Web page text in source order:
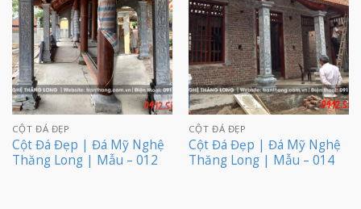
CỘT ĐÁ ĐẸP
Cột Đá Đẹp | Đá Mỹ Nghệ
Thăng Long | Mẫu – 012
CỘT ĐÁ ĐẸP
Cột Đá Đẹp | Đá Mỹ Nghệ
Thăng Long | Mẫu – 014